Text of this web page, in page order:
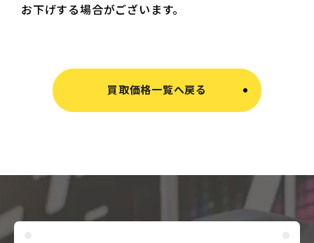
お下げする場合がございます。
買取価格一覧へ戻る